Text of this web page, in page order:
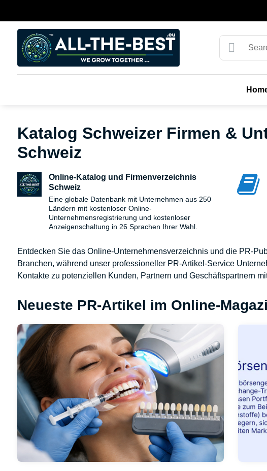
Katalog Schweizer Firmen &
Schweiz
Online-Katalog und Firmenverzeichnis
Schweiz
Eine globale Datenbank mit Unternehmen aus 250
Ländern mit kostenloser Online-
Unternehmensregistrierung und kostenloser
Anzeigenschaltung in 26 Sprachen Ihrer Wahl.
Entdecken Sie das Online-Unternehmensverzeichnis und die PR-
Branchen, während unser professioneller PR-Artikel-Service
Kontakte zu potenziellen Kunden, Partnern und Geschäftspartnern
Neueste PR-Artikel im Online-